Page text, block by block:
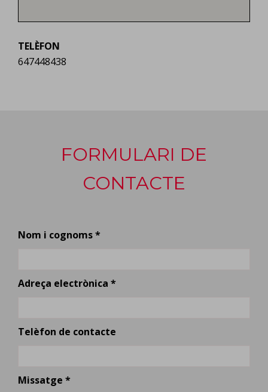
TELÈFON
647448438
FORMULARI DE
CONTACTE
Nom i cognoms *
Adreça electrònica *
Telèfon de contacte
Missatge *